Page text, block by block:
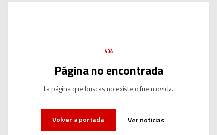
404
Página no encontrada
La página que buscas no existe o fue movida.
Volver a portada Ver noticias